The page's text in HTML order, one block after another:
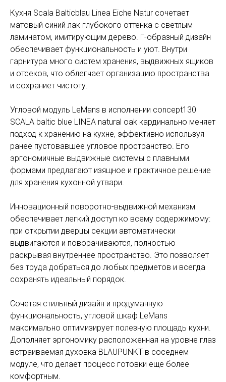
Кухня Scala Balticblau Linea Eiche Natur сочетает
матовый синий лак глубокого оттенка с светлым
ламинатом, имитирующим дерево. Г-образный дизайн
обеспечивает функциональность и уют. Внутри
гарнитура много систем хранения, выдвижных ящиков
и отсеков, что облегчает организацию пространства
и сохраниет чистоту.
Угловой модуль LeMans в исполнении concept130
SCALA baltic blue LINEA natural oak кардинально меняет
подход к хранению на кухне, эффективно используя
ранее пустовавшее угловое пространство. Его
эргономичные выдвижные системы с плавными
формами предлагают изящное и практичное решение
для хранения кухонной утвари.
Инновационный поворотно-выдвижной механизм
обеспечивает легкий доступ ко всему содержимому:
при открытии дверцы секции автоматически
выдвигаются и поворачиваются, полностью
раскрывая внутреннее пространство. Это позволяет
без труда добраться до любых предметов и всегда
сохранять идеальный порядок.
Сочетая стильный дизайн и продуманную
функциональность, угловой шкаф LeMans
максимально оптимизирует полезную площадь кухни.
Дополняет эргономику расположенная на уровне глаз
встраиваемая духовка BLAUPUNKT в соседнем
модуле, что делает процесс готовки еще более
комфортным.